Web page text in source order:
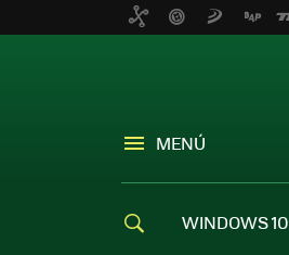
MENÚ
WINDOWS 10